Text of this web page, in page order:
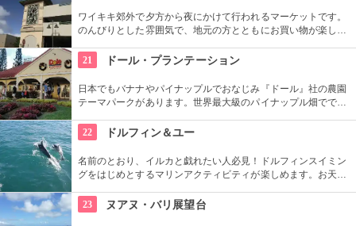
ワイキキ郊外で夕方から夜にかけて行われるマーケットです。
のんびりとした雰囲気で、地元の方とともにお買い物が楽しめ
ワイ産のおいしいグルメが勢ぞろい。ちょうど、早めのディナ
ーに利用できそうですね。
21 ドール・プランテーション
日本でもバナナやパイナップルでおなじみ『ドール』社の農園
テーマパークがあります。世界最大級のパイナップル畑ででき
めるアトラクションがあります。カワイイお土産もいっぱい。
22 ドルフィン＆ユー
名前のとおり、イルカと戯れたい人必見！ドルフィンスイミン
グをはじめとするマリンアクティビティが楽しめます。お天気
いそう。バーベキューやフラ、ウクレレ演奏など、嬉しいおも
てなしも。
23 ヌアヌ・バリ展望台